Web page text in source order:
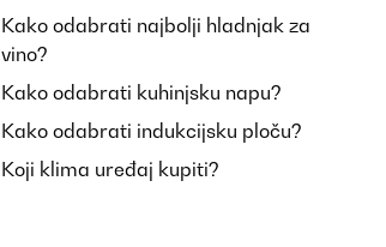
Kako odabrati najbolji hladnjak za
vino?
Kako odabrati kuhinjsku napu?
Kako odabrati indukcijsku ploču?
Koji klima uređaj kupiti?